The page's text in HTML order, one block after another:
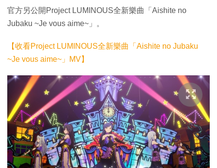
官方另公開Project LUMINOUS全新樂曲「Aishite no
Jubaku ~Je vous aime~」。
【收看Project LUMINOUS全新樂曲「Aishite no Jubaku
~Je vous aime~」MV】